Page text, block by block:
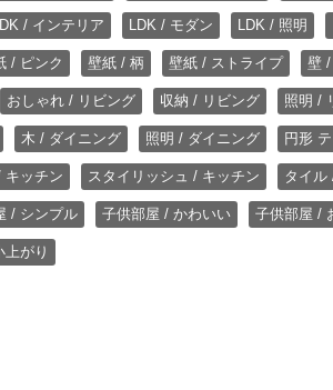
/ インテリア LDK / モダン LDK / 照明
/ ピンク 壁紙 / 柄 壁紙 / ストライプ 壁
おしゃれ / リビング 収納 / リビング 照明 /
木 / ダイニング 照明 / ダイニング 円形
キッチン スタイリッシュ / キッチン タイル
/ シンプル 子供部屋 / かわいい 子供部屋 /
がり